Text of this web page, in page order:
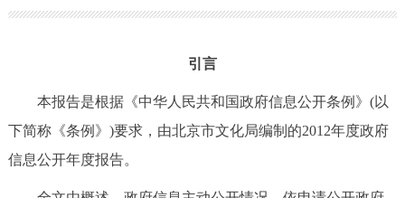
各区热点
市领导 机构职能 政策服务
政策兑现
引言
本报告是根据《中华人民共和国政府信息公开条例》(以
下简称《条例》)要求，由北京市文化局编制的2012年度政府
信息公开年度报告。